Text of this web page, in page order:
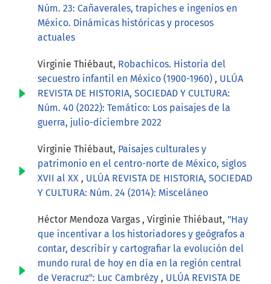
Núm. 23: Cañaverales, trapiches e ingenios en
México. Dinámicas históricas y procesos
actuales
Virginie Thiébaut, Robachicos. Historia del
secuestro infantil en México (1900-1960) , ULÚA
REVISTA DE HISTORIA, SOCIEDAD Y CULTURA:
Núm. 40 (2022): Temático: Los paisajes de la
guerra, julio-diciembre 2022
Virginie Thiébaut, Paisajes culturales y
patrimonio en el centro-norte de México, siglos
XVII al XX , ULÚA REVISTA DE HISTORIA, SOCIEDAD
Y CULTURA: Núm. 24 (2014): Misceláneo
Héctor Mendoza Vargas , Virginie Thiébaut, "Hay
que incentivar a los historiadores y geógrafos a
contar, describir y cartografiar la evolución del
mundo rural de hoy en día en la región central
de Veracruz": Luc Cambrézy , ULÚA REVISTA DE